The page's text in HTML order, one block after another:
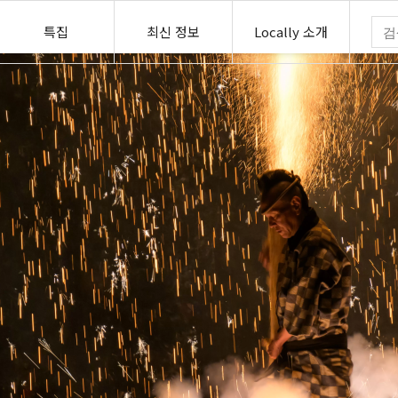
특집 최신 정보 Locally 소개